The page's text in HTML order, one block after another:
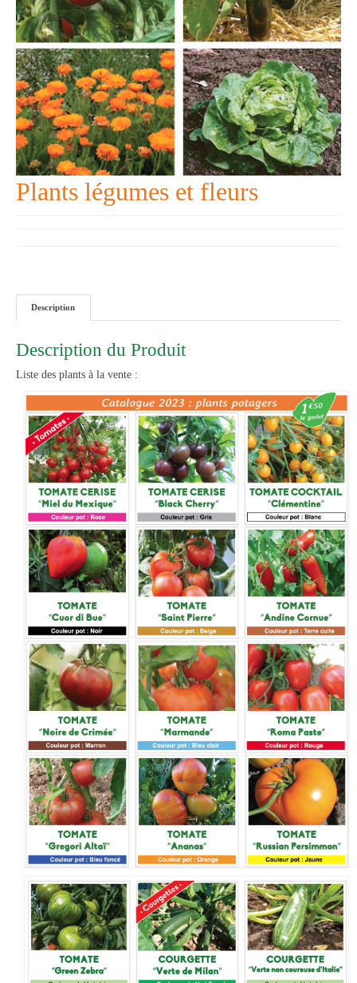
> ASSOCIATION
> CHARTE
> ACCÈS/CONTACT
Plants légumes et fleurs
Description
Description du Produit
Liste des plants à la vente :